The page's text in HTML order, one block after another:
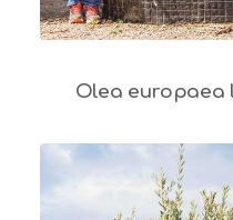
Olea europaea